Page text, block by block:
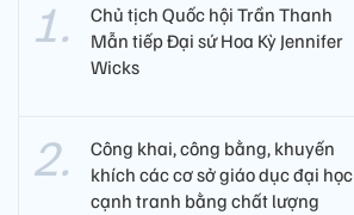
Chủ tịch Quốc hội Trần Thanh
Mẫn tiếp Đại sứ Hoa Kỳ Jennifer
Wicks
Công khai, công bằng, khuyến
khích các cơ sở giáo dục đại học
cạnh tranh bằng chất lượng​